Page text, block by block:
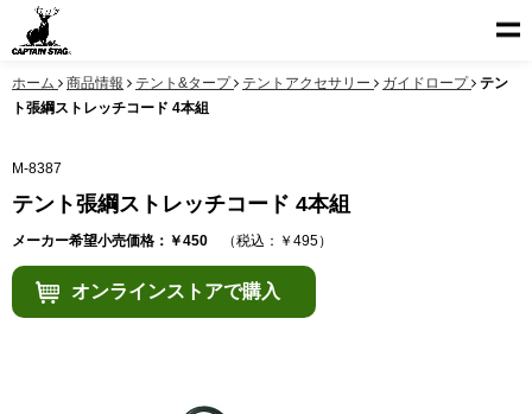
ホーム 商品情報 テント&タープ テントアクセサリー ガイドロープ
テン
ト張綱ストレッチコード 4本組
M-8387
テント張綱ストレッチコード 4本組
メーカー希望小売価格：￥450 （税込：￥495）
オンラインストアで購入